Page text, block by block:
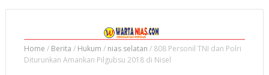
Home / Berita / Hukum / nias selatan / 808 Personil TNI dan Polri
Diturunkan Amankan Pilgubsu 2018 di Nisel